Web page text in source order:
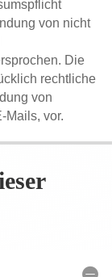
von nicht
Die
rechtliche
von
Mails, vor.